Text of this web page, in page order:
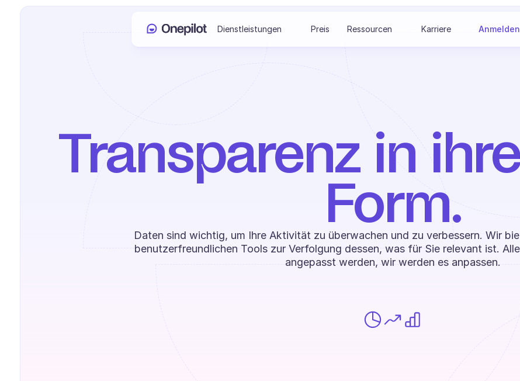
Dienstleistungen Preis Ressourcen Karriere Anmelden
Transparenz in
Form.
Daten sind wichtig, um Ihre Aktivität zu überwachen und zu verbessern. Wir
benutzerfreundlichen Tools zur Verfolgung dessen, was für Sie relevant ist.
angepasst werden, wir werden es anpassen.